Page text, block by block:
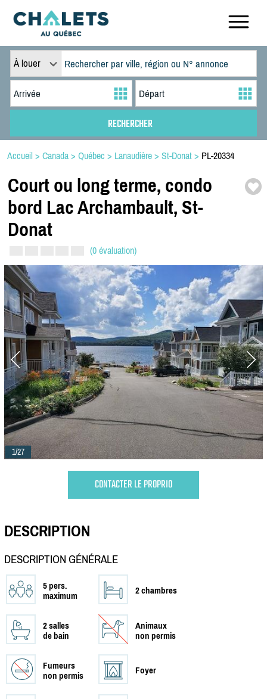
À louer
Accueil > Canada > Québec > Lanaudière > St-Donat > PL-20334
Court ou long terme, condo
bord Lac Archambault, St-
Donat
(0 évaluation)
1/27
CONTACTER LE PROPRIO
DESCRIPTION
DESCRIPTION GÉNÉRALE
5 pers.
maximum
2 chambres
2 salles
de bain
Animaux
non permis
Fumeurs
non permis
Foyer